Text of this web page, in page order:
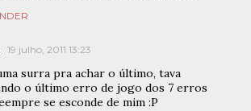
19 julho, 2011 13:23
surra pra achar o último, tava
o último erro de jogo dos 7 erros
se esconde de mim :P